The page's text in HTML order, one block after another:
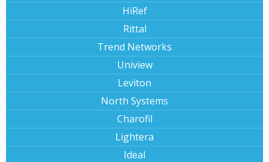
HiRef
Rittal
Trend Networks
Uniview
Leviton
North Systems
Charofil
Lightera
Ideal